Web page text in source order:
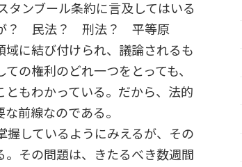
タンブール条約に言及してはいる
が？ 民法？ 刑法？ 平等原
に結び付けられ、議論されるも
の権利のどれ一つをとっても、
もわかっている。だから、法的
前線なのである。
しているようにみえるが、その
その問題は、きたるべき数週間